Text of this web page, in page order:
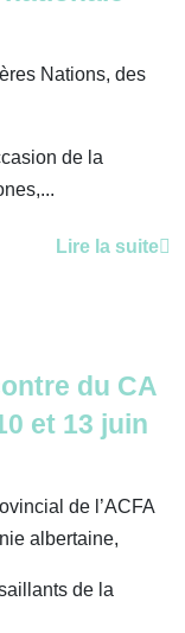
Nations, des
de la
Lire la suite
du CA
et 13 juin
de l’ACFA
albertaine,
de la